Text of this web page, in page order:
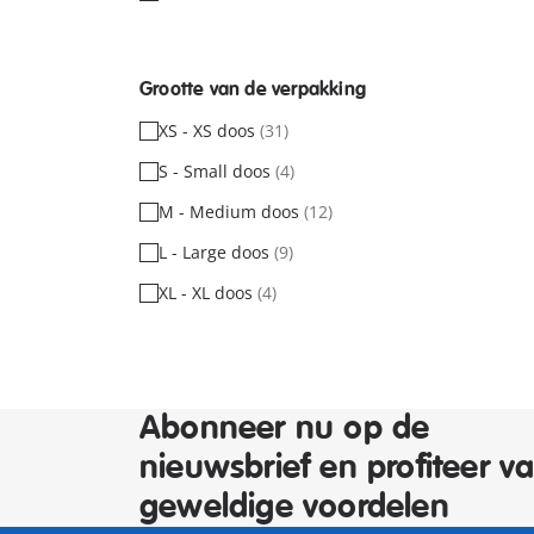
Grootte van de verpakking
XS - XS doos (31)
S - Small doos (4)
M - Medium doos (12)
L - Large doos (9)
XL - XL doos (4)
Abonneer nu op de
nieuwsbrief en profiteer
geweldige voordelen